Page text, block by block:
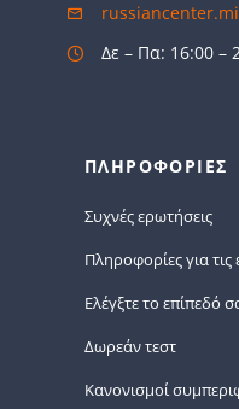
Δε – Πα: 16:00 –
ΠΛΗΡΟΦΟΡΙΕΣ
Συχνές ερωτήσεις
Πληροφορίες για τις
Ελέγξτε το επίπεδό
Δωρεάν τεστ
Κανονισμοί